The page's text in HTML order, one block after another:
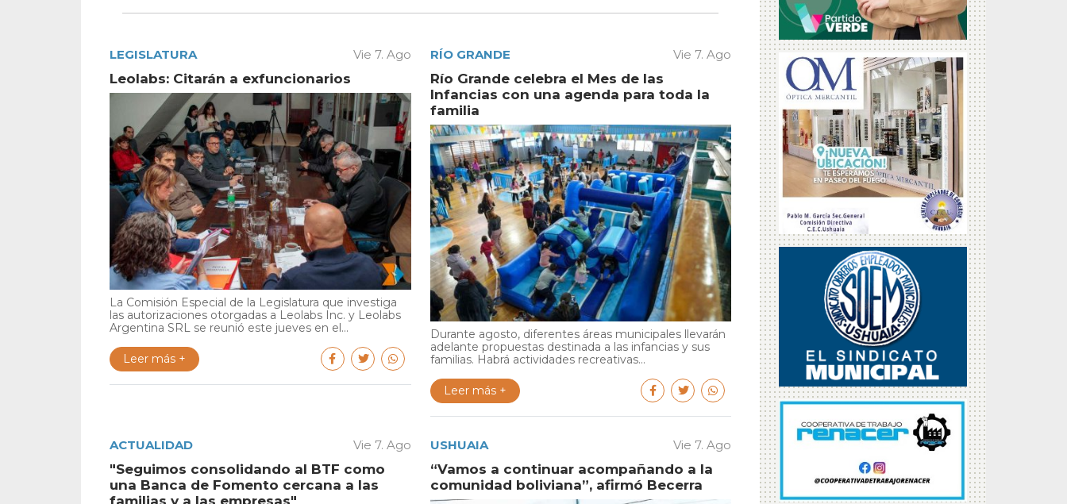
LEGISLATURA Vie 7. Ago
Leolabs: Citarán a exfuncionarios
La Comisión Especial de la Legislatura que investiga
las autorizaciones otorgadas a Leolabs Inc. y Leolabs
Argentina SRL se reunió este jueves en el...
Leer más +
RÍO GRANDE Vie 7. Ago
Río Grande celebra el Mes de las
Infancias con una agenda para toda la
familia
Durante agosto, diferentes áreas municipales llevarán
adelante propuestas destinada a las infancias y sus
familias. Habrá actividades recreativas...
Leer más +
ACTUALIDAD Vie 7. Ago
"Seguimos consolidando al BTF como
una Banca de Fomento cercana a las
USHUAIA Vie 7. Ago
“Vamos a continuar acompañando a la
comunidad boliviana”, afirmó Becerra